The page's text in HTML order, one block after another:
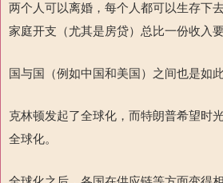
两个人可以离婚，每个人都可以生存下
家庭开支（尤其是房贷）总比一份收入要
国与国（例如中国和美国）之间也是如此
克林顿发起了全球化，而特朗普希望时
全球化。